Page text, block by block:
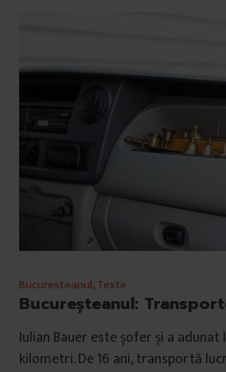
Bucuresteanul,Texte
Bucureșteanul:
Iulian Bauer este șofer și a adunat
kilometri. De 16 ani, transportă